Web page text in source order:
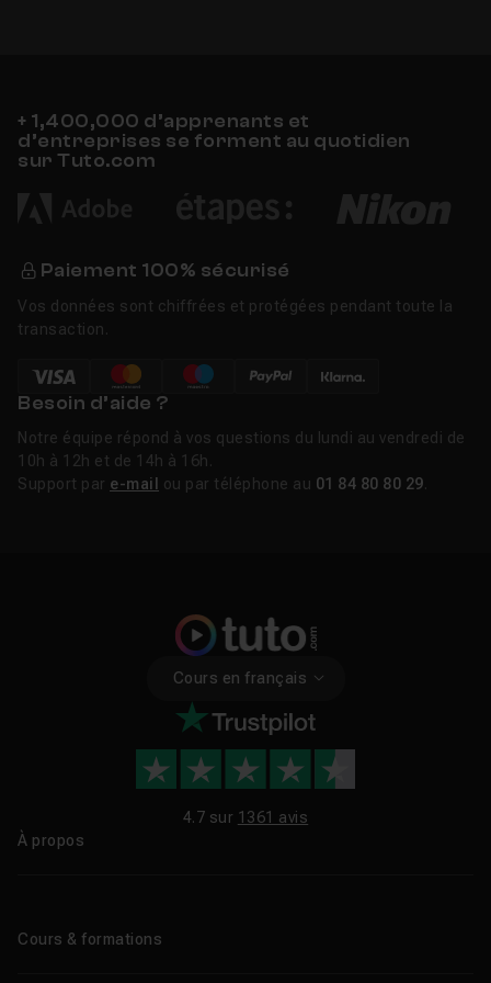
+ 1,400,000 d’apprenants et
d’entreprises se forment au quotidien
sur Tuto.com
Paiement 100% sécurisé
Vos données sont chiffrées et protégées pendant toute la
transaction.
Besoin d’aide ?
Notre équipe répond à vos questions du lundi au vendredi de
10h à 12h et de 14h à 16h.
Support par e-mail ou par téléphone au 01 84 80 80 29
Cours en français
4.7 sur 1361 avis
À propos
Cours & formations